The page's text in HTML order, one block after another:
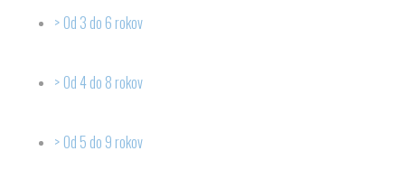
Od 3 do 6 rokov
Od 4 do 8 rokov
Od 5 do 9 rokov